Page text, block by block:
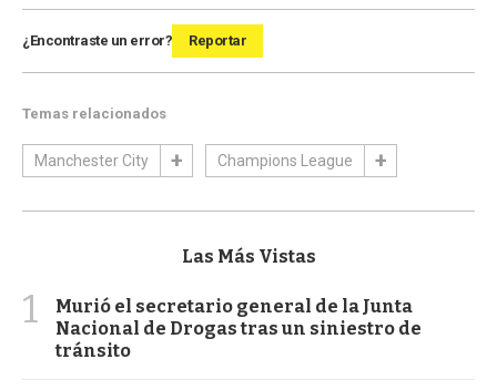
¿Encontraste un error? Reportar
Temas relacionados
Manchester City Champions League
Las Más Vistas
1
Murió el secretario general de la Junta
Nacional de Drogas tras un siniestro de
tránsito